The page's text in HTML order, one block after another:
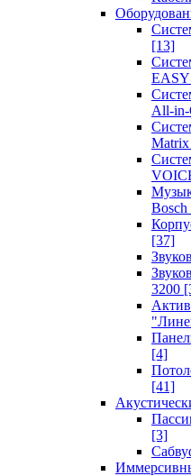
[13]
All-in-
Matrix
[37]
3200
[4]
[41]
[3]